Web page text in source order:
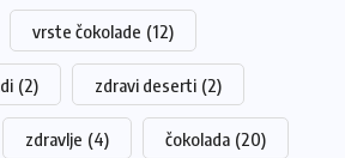
vrste čokolade (12)
(2) zdravi deserti (2)
zdravlje (4) čokolada (20)